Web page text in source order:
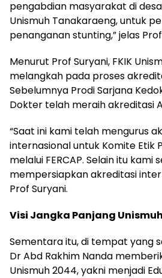
pengabdian masyarakat di
Unismuh Tanakaraeng, untuk
penanganan stunting,” jelas
Menurut Prof Suryani, FKIK
melangkah pada proses
Sebelumnya Prodi Sarjana
Dokter telah meraih akreditasi
“Saat ini kami telah mengurus
internasional untuk Komite Etik
melalui FERCAP. Selain itu kami
mempersiapkan akreditasi
Prof Suryani.
Visi Jangka Panjang Unismuh
Sementara itu, di tempat yang
Dr Abd Rakhim Nanda
Unismuh 2044, yakni menjadi